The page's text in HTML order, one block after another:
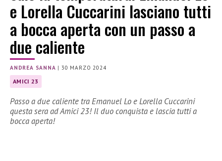
e Lorella Cuccarini lasciano tutti
a bocca aperta con un passo a
due caliente
ANDREA SANNA |30 MARZO 2024
AMICI 23
Passo a due caliente tra Emanuel Lo e Lorella Cuccarini
questa sera ad Amici 23! Il duo conquista e lascia tutti a
bocca aperta!